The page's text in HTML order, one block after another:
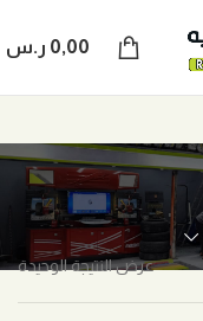
0,00 ر.س
عرض النتيجة الوحيدة